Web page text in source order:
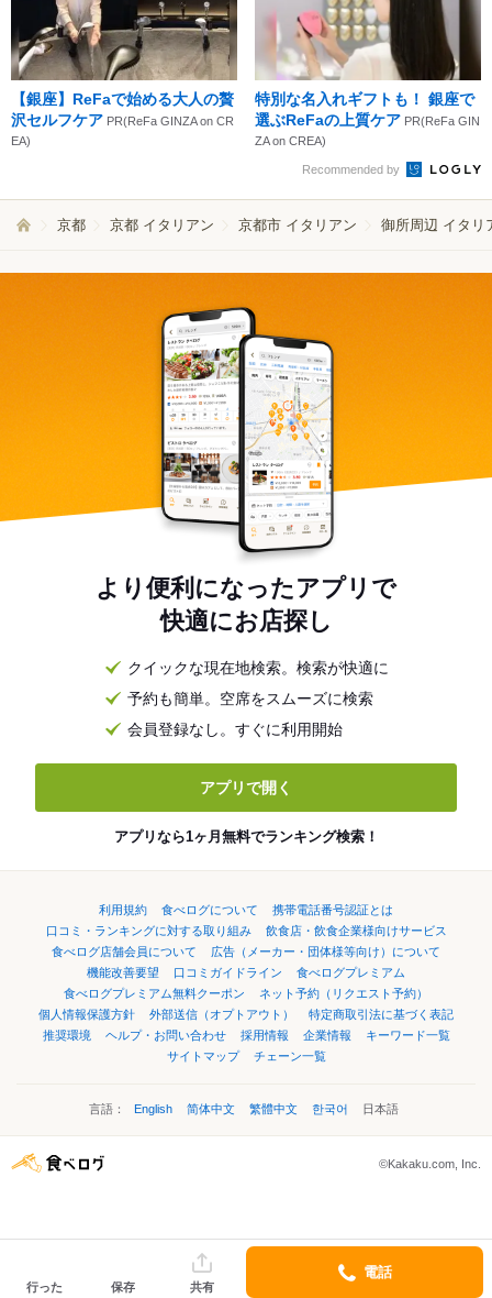
【銀座】ReFaで始める大人の贅
沢セルフケア PR(ReFa GINZA on CR
EA)
特別な名入れギフトも！ 銀座で
選ぶReFaの上質ケア PR(ReFa GIN
ZA on CREA)
Recommended by
京都 京都 イタリアン 京都市 イタリアン 御所周辺 イタリ
より便利になったアプリで
快適にお店探し
クイックな現在地検索。検索が快適に
予約も簡単。空席をスムーズに検索
会員登録なし。すぐに利用開始
アプリで開く
アプリなら1ヶ月無料でランキング検索！
利用規約 食べログについて
携帯電話番号認証とは
口コミ・ランキングに対する取り組み
飲食店・飲食企業様向けサービス
食べログ店舗会員について
広告（メーカー・団体様等向け）について
機能改善要望
口コミガイドライン
食べログプレミアム
食べログプレミアム無料クーポン
ネット予約（リクエスト予約）
個人情報保護方針
外部送信（オプトアウト）
特定商取引法に基づく表記
推奨環境
ヘルプ・お問い合わせ 採用情報 企業情報
キーワード一覧
サイトマップ
チェーン一覧
言語： English 简体中文 繁體中文 한국어 日本語
©Kakaku.com, Inc.
行った 保存 共有
電話